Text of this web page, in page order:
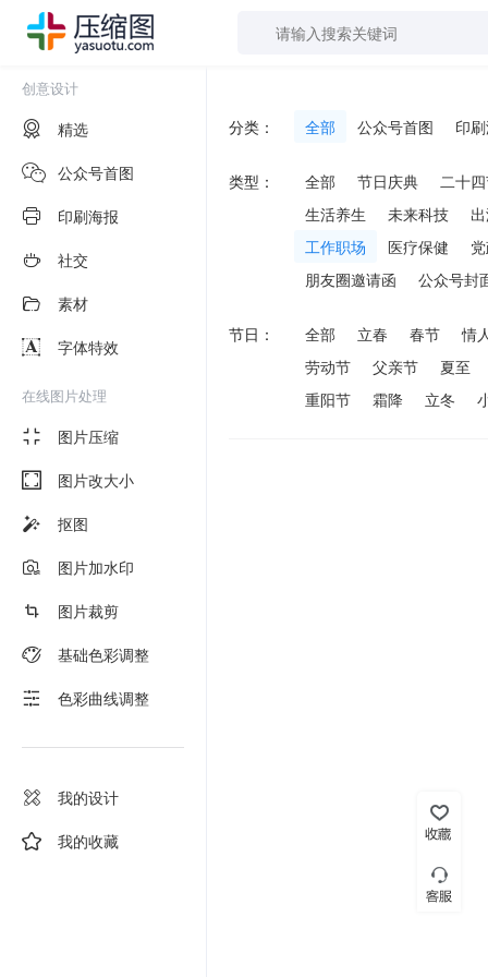
创意设计
精选
公众号首图
印刷海报
社交
素材
字体特效
在线图片处理
图片压缩
图片改大小
抠图
图片加水印
图片裁剪
基础色彩调整
色彩曲线调整
我的设计
我的收藏
分类： 全部 公众号首图 印
类型： 全部 节日庆典
二十
生活养生
未来科技
工作职场
医疗保健
朋友圈邀请函
公众号封
节日： 全部 立春 春节
情
劳动节
父亲节
夏至
重阳节
霜降 立冬